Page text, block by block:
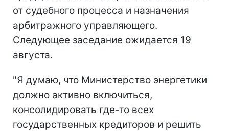
от судебного процесса и назначения
арбитражного управляющего.
Следующее заседание ожидается 19
августа.
"Я думаю, что Министерство энергетики
должно активно включиться,
консолидировать где-то всех
государственных кредиторов и решить